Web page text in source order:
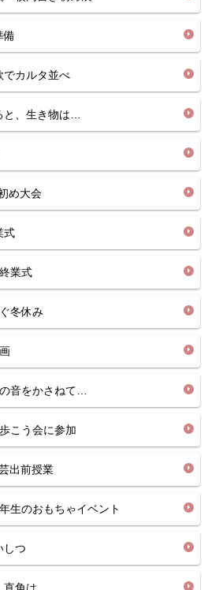
備
カルタ並べ
、生き物は…
め大会
式
業式
冬休み
音をかさねて…
こう会に参加
出前授業
生のおもちゃイベント
つ